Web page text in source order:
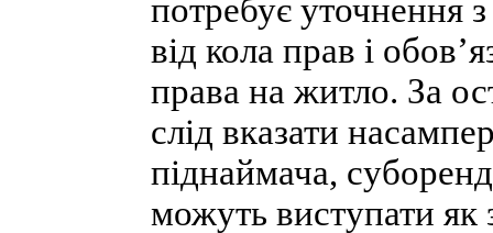
потребує уточнення
від кола прав і
права на житло. За
слід вказати
піднаймача,
можуть виступати як